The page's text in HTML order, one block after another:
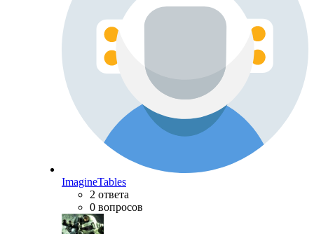
ImagineTables
2 ответа
0 вопросов